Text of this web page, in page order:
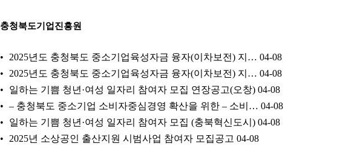
충청북도기업진흥원
2025년도 충청북도 중소기업육성자금 융자(이차보전) 지… 04-08
2025년도 충청북도 중소기업육성자금 융자(이차보전) 지… 04-08
일하는 기쁨 청년·여성 일자리 참여자 모집 연장공고(오창) 04-08
– 충청북도 중소기업 소비자중심경영 확산을 위한 – 소비… 04-08
일하는 기쁨 청년·여성 일자리 참여자 모집 (충북혁신도시) 04-08
2025년 소상공인 출산지원 시범사업 참여자 모집공고 04-08